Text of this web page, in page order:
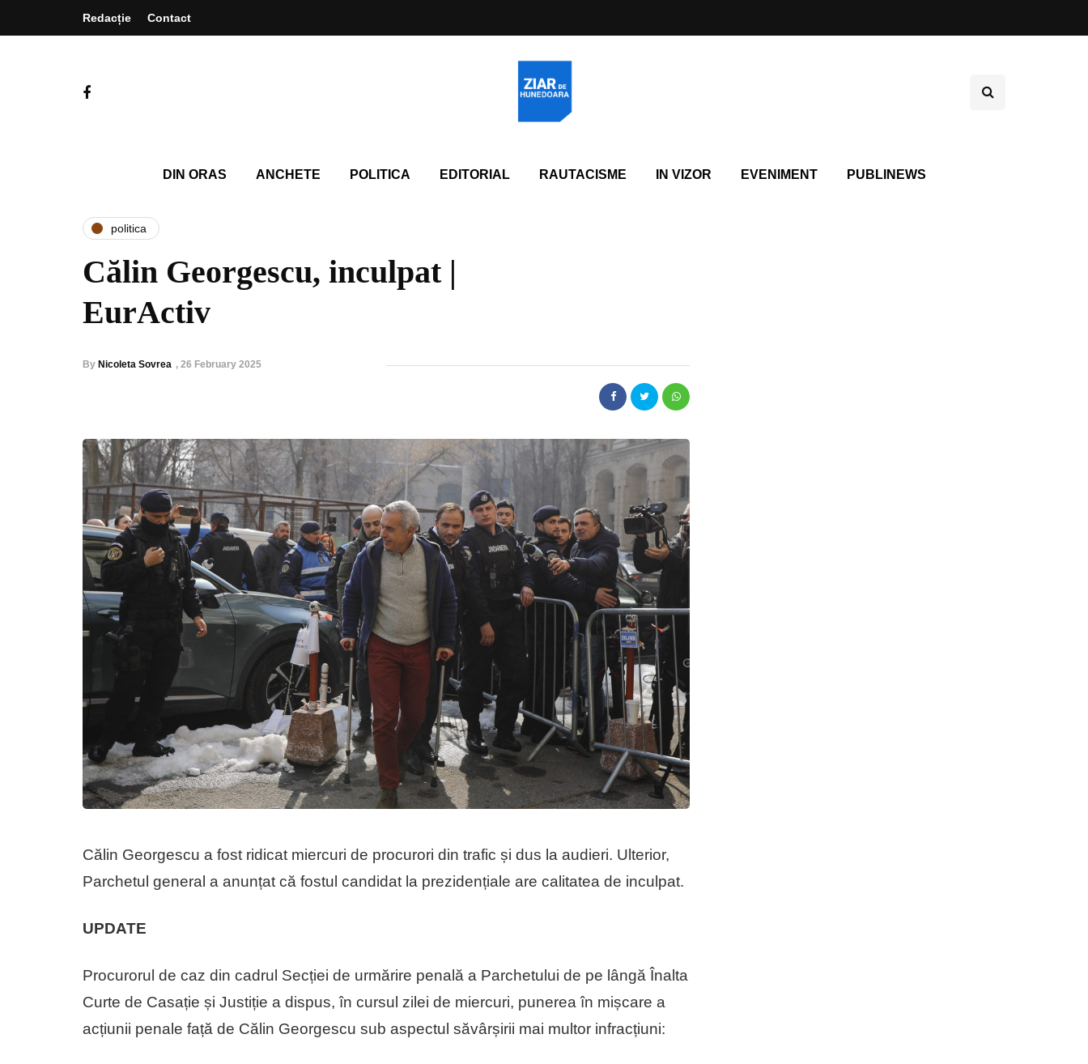
Redacție Contact
DIN ORAS ANCHETE POLITICA EDITORIAL RAUTACISME IN VIZOR EVENIMENT PUBLINEWS
politica
Călin Georgescu, inculpat |
EurActiv
By Nicoleta Sovrea , 26 February 2025
Călin Georgescu a fost ridicat miercuri de procurori din trafic și dus la audieri. Ulterior,
Parchetul general a anunțat că fostul candidat la prezidențiale are calitatea de inculpat.
UPDATE
Procurorul de caz din cadrul Secției de urmărire penală a Parchetului de pe lângă Înalta
Curte de Casație și Justiție a dispus, în cursul zilei de miercuri, punerea în mișcare a
acțiunii penale față de Călin Georgescu sub aspectul săvârșirii mai multor infracțiuni: